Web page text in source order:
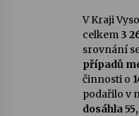
V Kraji
celkem 3
srovnání
případů
činnosti o
podařilo v
dosáhla